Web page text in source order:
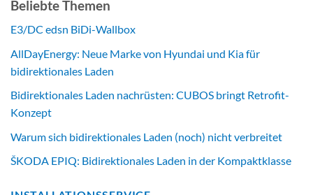
Beliebte Themen
E3/DC edsn BiDi-Wallbox
AllDayEnergy: Neue Marke von Hyundai und Kia für
bidirektionales Laden
Bidirektionales Laden nachrüsten: CUBOS bringt Retrofit-
Konzept
Warum sich bidirektionales Laden (noch) nicht verbreitet
ŠKODA EPIQ: Bidirektionales Laden in der Kompaktklasse